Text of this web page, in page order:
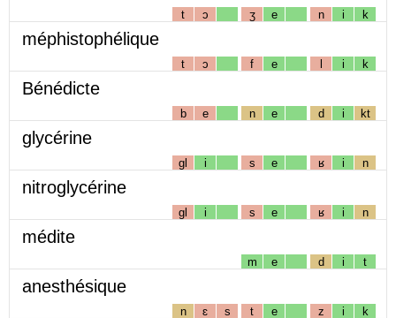
t ɔ ʒ e n i k
méphistophélique
t ɔ f e l i k
Bénédicte
b e n e d i kt
glycérine
gl i s e ʁ i n
nitroglycérine
gl i s e ʁ i n
médite
m e d i t
anesthésique
n ɛ s t e z i k